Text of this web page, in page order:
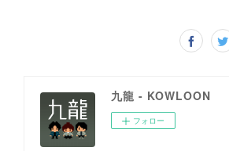
九龍 - KOWLOON
フォロー